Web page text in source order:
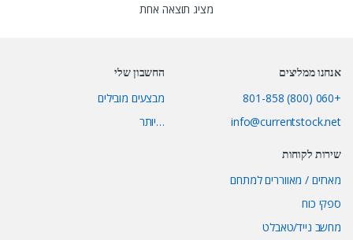
מציג תוצאה אחת
אנחנו ממליצים
+060 (800) 801-858
info@currentstock.net
החשבון שלי
מבצעים מובילים
…יותר
שירות לקוחות
מארזים / מאווררים למתחם
ספקי כוח
מחשב נייד/טאבלט